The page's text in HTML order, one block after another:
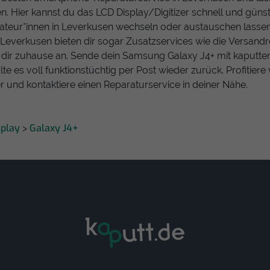
Hier kannst du das LCD Display/Digitizer schnell und
in Leverkusen wechseln oder austauschen
bieten dir sogar Zusatzservices wie die
zuhause an. Sende dein Samsung Galaxy J4+ mit
es voll funktionstüchtig per Post wieder zurück. Profitiere
und kontaktiere einen Reparaturservice in deiner Nähe.
> Galaxy J4+